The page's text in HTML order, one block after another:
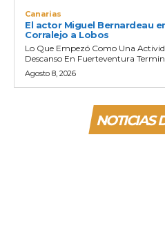
Canarias
El actor Miguel Bernardeau
Corralejo a Lobos
Lo Que Empezó Como Una
Descanso En Fuerteventura
Agosto 8, 2026
NOTICIAS